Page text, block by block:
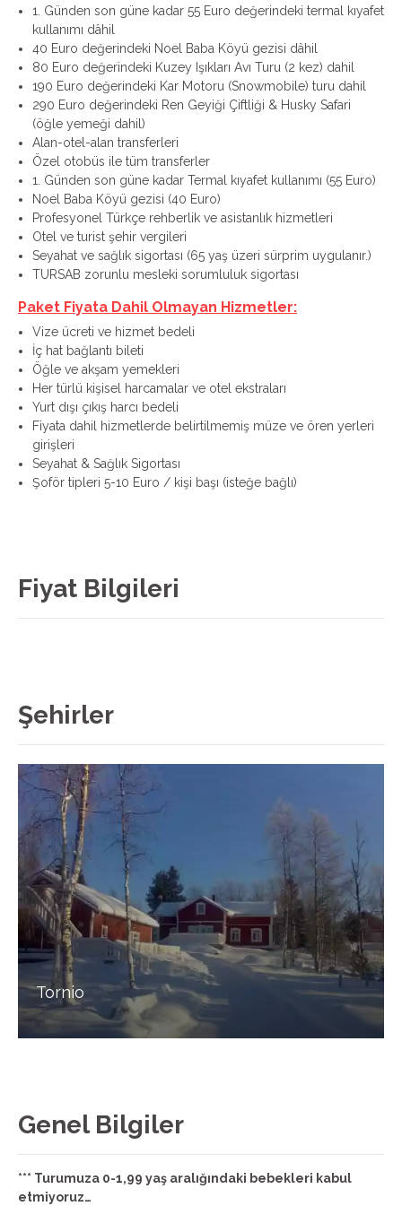
1. Günden son güne kadar 55 Euro değerindeki termal kıyafet
kullanımı dâhil
40 Euro değerindeki Noel Baba Köyü gezisi dâhil
80 Euro değerindeki Kuzey Işıkları Avı Turu (2 kez) dahil
190 Euro değerindeki Kar Motoru (Snowmobile) turu dahil
290 Euro değerindeki Ren Geyiği Çiftliği & Husky Safari
(öğle yemeği dahil)
Alan-otel-alan transferleri
Özel otobüs ile tüm transferler
1. Günden son güne kadar Termal kıyafet kullanımı (55 Euro)
Noel Baba Köyü gezisi (40 Euro)
Profesyonel Türkçe rehberlik ve asistanlık hizmetleri
Otel ve turist şehir vergileri
Seyahat ve sağlık sigortası (65 yaş üzeri sürprim uygulanır.)
TURSAB zorunlu mesleki sorumluluk sigortası
Paket Fiyata Dahil Olmayan Hizmetler:
Vize ücreti ve hizmet bedeli
İç hat bağlantı bileti
Öğle ve akşam yemekleri
Her türlü kişisel harcamalar ve otel ekstraları
Yurt dışı çıkış harcı bedeli
Fiyata dahil hizmetlerde belirtilmemiş müze ve ören yerleri
girişleri
Seyahat & Sağlık Sigortası
Şoför tipleri 5-10 Euro / kişi başı (isteğe bağlı)
Fiyat Bilgileri
Şehirler
Tornio
Genel Bilgiler
*** Turumuza 0-1,99 yaş aralığındaki bebekleri kabul
etmiyoruz…